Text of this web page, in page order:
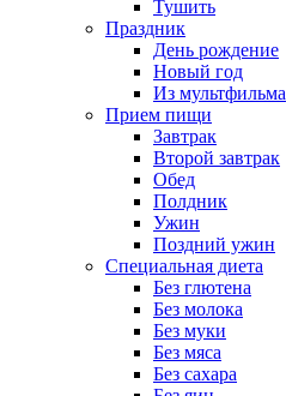
Тушить
Праздник
День рождение
Новый год
Из мультфильма
Прием пищи
Завтрак
Второй завтрак
Обед
Полдник
Ужин
Поздний ужин
Специальная диета
Без глютена
Без молока
Без муки
Без мяса
Без сахара